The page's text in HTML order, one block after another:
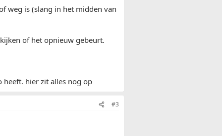
weg is (slang in het midden van
of het opnieuw gebeurt.
heeft. hier zit alles nog op
#3